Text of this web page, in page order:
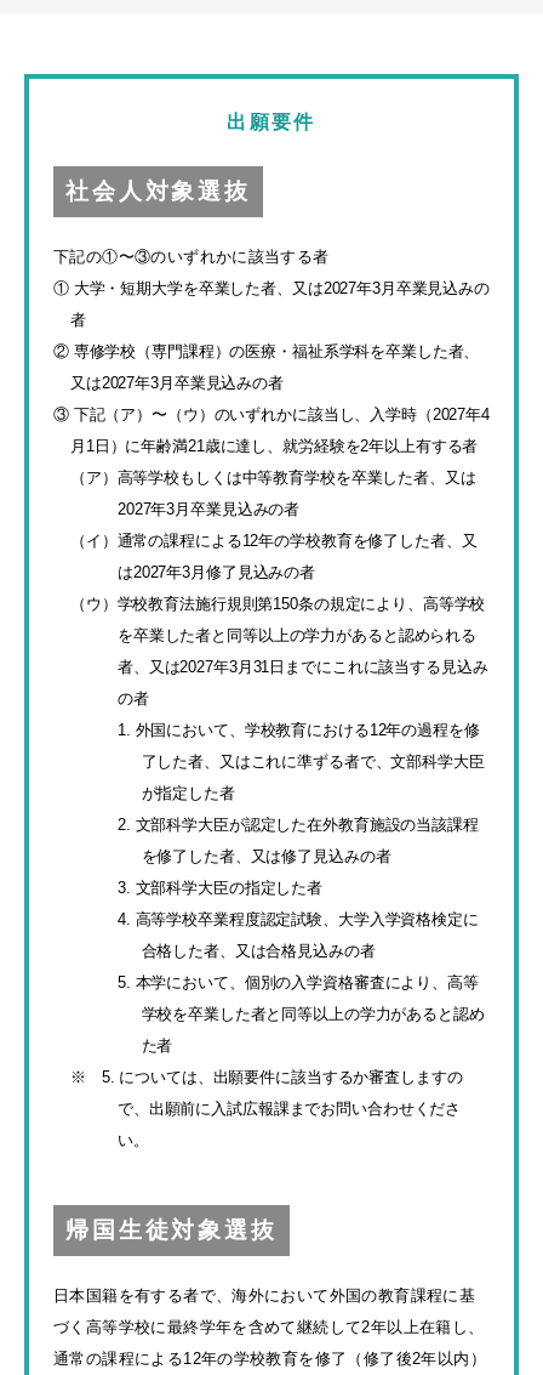
出願要件
社会人対象選抜
下記の①〜③のいずれかに該当する者
① 大学・短期大学を卒業した者、又は2027年3月卒業見込みの
者
② 専修学校（専門課程）の医療・福祉系学科を卒業した者、
又は2027年3月卒業見込みの者
③ 下記（ア）〜（ウ）のいずれかに該当し、入学時（2027年4
月1日）に年齢満21歳に達し、就労経験を2年以上有する者
（ア）高等学校もしくは中等教育学校を卒業した者、又は
2027年3月卒業見込みの者
（イ）通常の課程による12年の学校教育を修了した者、又
は2027年3月修了見込みの者
（ウ）学校教育法施行規則第150条の規定により、高等学校
を卒業した者と同等以上の学力があると認められる
者、又は2027年3月31日までにこれに該当する見込み
の者
1. 外国において、学校教育における12年の過程を修
了した者、又はこれに準ずる者で、文部科学大臣
が指定した者
2. 文部科学大臣が認定した在外教育施設の当該課程
を修了した者、又は修了見込みの者
3. 文部科学大臣の指定した者
4. 高等学校卒業程度認定試験、大学入学資格検定に
合格した者、又は合格見込みの者
5. 本学において、個別の入学資格審査により、高等
学校を卒業した者と同等以上の学力があると認め
た者
※ 5. については、出願要件に該当するか審査しますの
で、出願前に入試広報課までお問い合わせくださ
い。
帰国生徒対象選抜
日本国籍を有する者で、海外において外国の教育課程に基
づく高等学校に最終学年を含めて継続して2年以上在籍し、
通常の課程による12年の学校教育を修了（修了後2年以内）